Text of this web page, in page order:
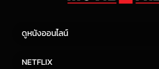
ดูหนังออนไลน์
NETFLIX